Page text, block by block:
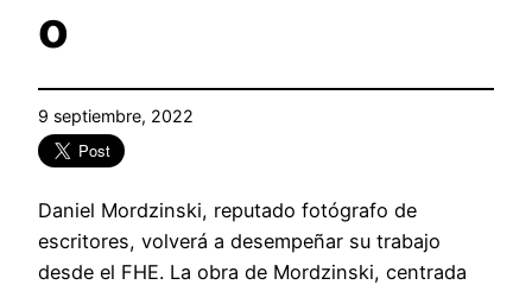
o
9 septiembre, 2022
Daniel Mordzinski, reputado fotógrafo de
escritores, volverá a desempeñar su trabajo
desde el FHE. La obra de Mordzinski, centrada